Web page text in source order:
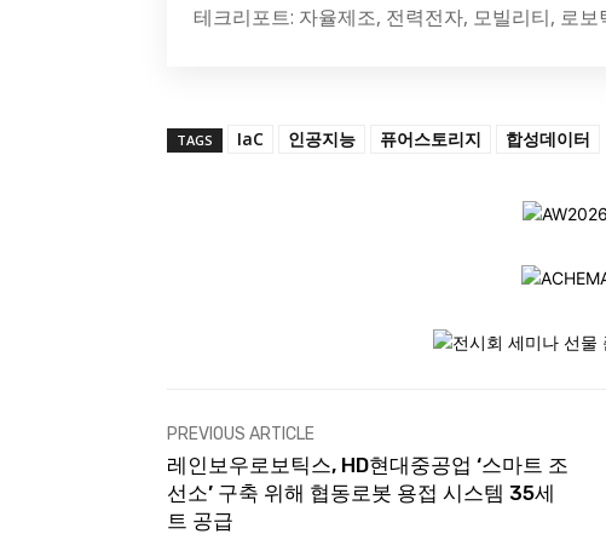
테크리포트: 자율제조, 전력전자, 모빌리티, 로보
TAGS IaC 인공지능 퓨어스토리지 합성데이터
PREVIOUS ARTICLE
레인보우로보틱스, HD현대중공업 ‘스마트 조
선소’ 구축 위해 협동로봇 용접 시스템 35세
트 공급